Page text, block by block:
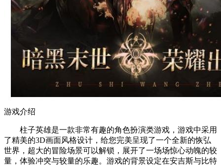
游戏介绍
柱子英雄是一款非常有趣的角色扮演类游戏，游戏中采用
了精美的3D画面风格设计，给您完美呈现了一个全新的恢弘
世界，超大的冒险场景可以解锁，展开了一场场惊心动魄的较
量，体验冲突与较量的乐趣。游戏的背景设定在安吉斯与比特